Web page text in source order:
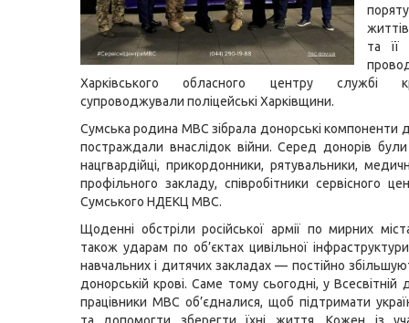
та її
Харківського обласного центру службі
супроводжували поліцейські Харківщини.
Сумська родина МВС зібрала донорські компоненти
постраждали внаслідок війни. Серед донорів були
нацгвардійці, прикордонники, рятувальники,
профільного закладу, співробітники сервісного
Сумського НДЕКЦ МВС.
Щоденні обстріли російської армії по мирних
також ударам по об’єктах цивільної
навчальних і дитячих закладах — постійно
донорській крові. Саме тому сьогодні, у
працівники МВС об’єдналися, щоб підтримати